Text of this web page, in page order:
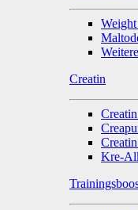
Creatin
Kre-